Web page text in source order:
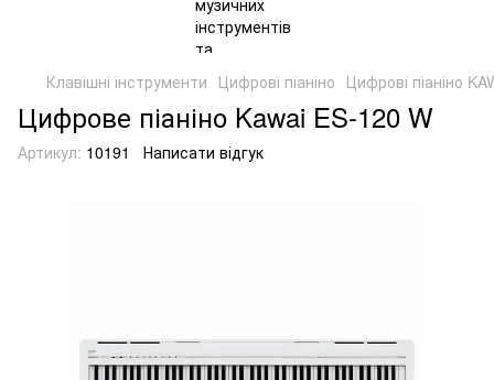
Клавішні інструменти Цифрові піаніно Цифрові піаніно
Цифрове піаніно Kawai ES-120 W
Артикул: 10191 Написати відгук